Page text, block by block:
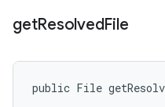
getResolvedFile
public File